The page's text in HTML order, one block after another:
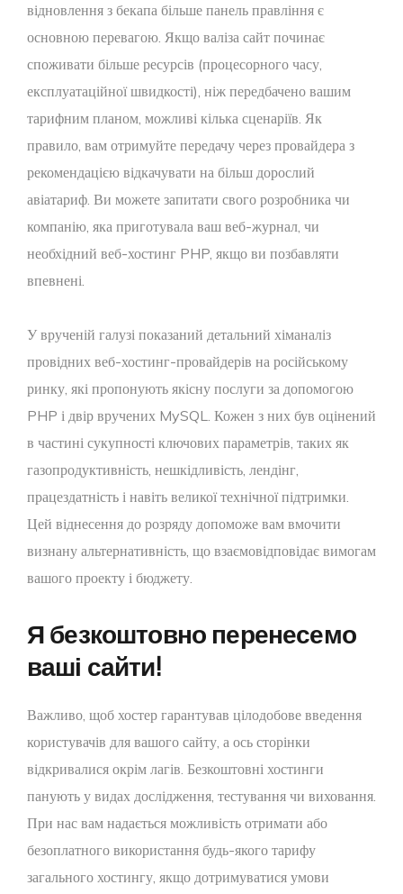
відновлення з бекапа більше панель правління є
основною перевагою. Якщо валіза сайт починає
споживати більше ресурсів (процесорного часу,
експлуатаційної швидкості), ніж передбачено вашим
тарифним планом, можливі кілька сценаріїв. Як
правило, вам отримуйте передачу через провайдера з
рекомендацією відкачувати на більш дорослий
авіатариф. Ви можете запитати свого розробника чи
компанію, яка приготувала ваш веб-журнал, чи
необхідний веб-хостинг PHP, якщо ви позбавляти
впевнені.
У врученій галузі показаний детальний хіманаліз
провідних веб-хостинг-провайдерів на російському
ринку, які пропонують якісну послуги за допомогою
PHP і двір вручених MySQL. Кожен з них був оцінений
в частині сукупності ключових параметрів, таких як
газопродуктивність, нешкідливість, лендінг,
працездатність і навіть великої технічної підтримки.
Цей віднесення до розряду допоможе вам вмочити
визнану альтернативність, що взаємовідповідає вимогам
вашого проекту і бюджету.
Я безкоштовно перенесемо
ваші сайти!
Важливо, щоб хостер гарантував цілодобове введення
користувачів для вашого сайту, а ось сторінки
відкривалися окрім лагів. Безкоштовні хостинги
панують у видах дослідження, тестування чи виховання.
При нас вам надається можливість отримати або
безоплатного використання будь-якого тарифу
загального хостингу, якщо дотримуватися умови